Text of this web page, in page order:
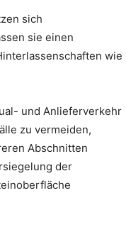
sich
sie einen
wie
und Anlieferverkehr
zu vermeiden,
Abschnitten
der